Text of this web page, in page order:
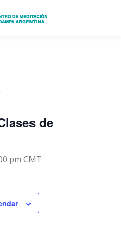
de
pm CMT